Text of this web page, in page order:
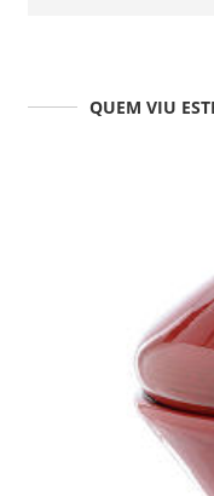
QUEM VIU